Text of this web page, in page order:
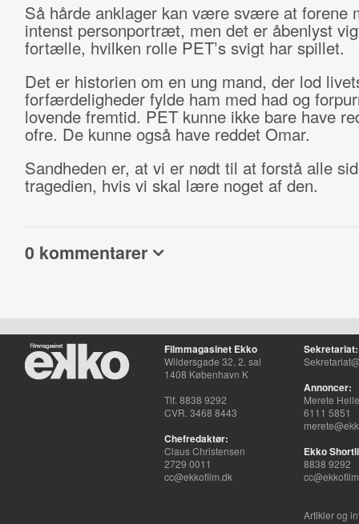
Så hårde anklager kan være svære at forene
intenst personportræt, men det er åbenlyst
fortælle, hvilken rolle PET’s svigt har spillet.
Det er historien om en ung mand, der lod
forfærdeligheder fylde ham med had og
lovende fremtid. PET kunne ikke bare have
ofre. De kunne også have reddet Omar.
Sandheden er, at vi er nødt til at forstå alle
tragedien, hvis vi skal lære noget af den.
0 kommentarer
Filmmagasinet Ekko
Wildersgade 32, 2. sal
1408 København K
Tlf. 8838 9292
CVR. 3468 8443
Chefredaktør:
Claus Christensen
2729 0011
cc@ekkofilm.dk
Sekretariat:
Annoncer:
Merete
6111 5851
Ekko
8838 9292
Artikler og